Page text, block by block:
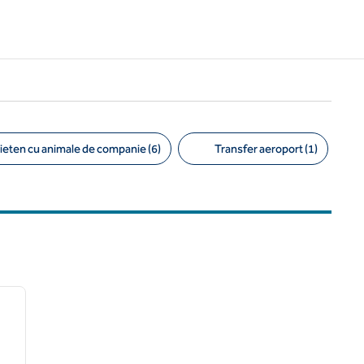
cu animale de companie (6) Transfer aeroport (1)
imaginea următoare